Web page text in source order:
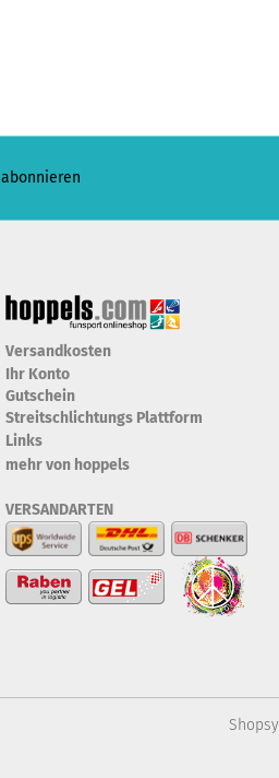
abonnieren
Versandkosten
Ihr Konto
Gutschein
Streitschlichtungs Plattform
Links
mehr von hoppels
VERSANDARTEN